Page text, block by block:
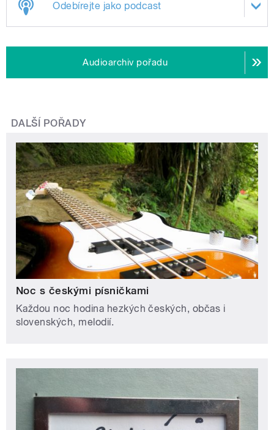
Odebírejte jako podcast
Audioarchiv pořadu
DALŠÍ POŘADY
Noc s českými písničkami
Každou noc hodina hezkých českých, občas i
slovenských, melodií.